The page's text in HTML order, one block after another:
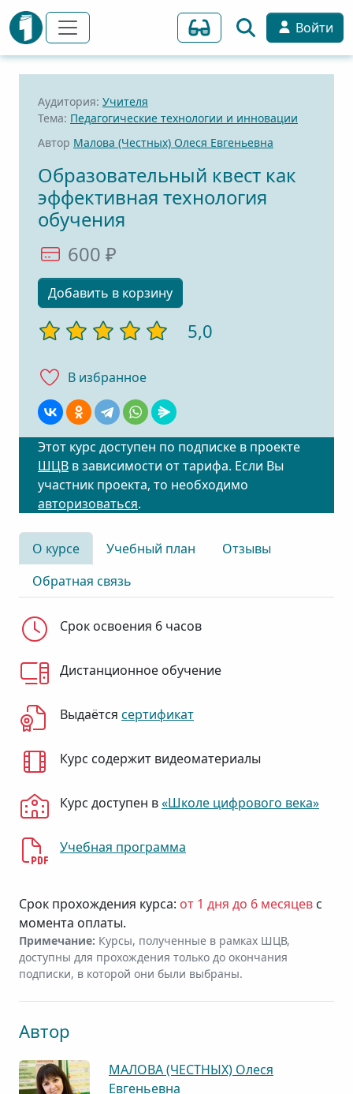
Войти
Аудитория: Учителя
Тема: Педагогические технологии и инновации
Автор Малова (Честных) Олеся Евгеньевна
Образовательный квест как
эффективная технология
обучения
600 ₽
Добавить в корзину
5,0
В избранноe
Этот курс доступен по подписке в проекте
ШЦВ в зависимости от тарифа. Если Вы
участник проекта, то необходимо
авторизоваться.
О курсе Учебный план
Отзывы
Обратная связь
Срок освоения 6 часов
Дистанционное обучение
Выдаётся сертификат
Курс содержит видеоматериалы
Курс доступен в«Школе цифрового века»
Учебная программа
Срок прохождения курса: от 1 дня до 6 месяцев с
момента оплаты.
Примечание: Курсы, полученные в рамках ШЦВ,
доступны для прохождения только до окончания
подписки, в которой они были выбраны.
Автор
МАЛОВА (ЧЕСТНЫХ) Олеся
Евгеньевна